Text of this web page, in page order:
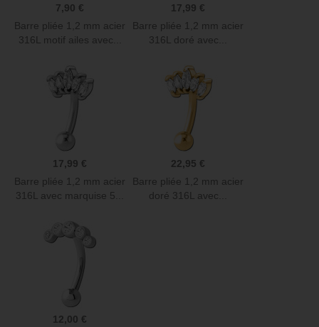
7,90 €
Barre pliée 1,2 mm acier
316L motif ailes avec...
17,99 €
Barre pliée 1,2 mm acier
316L doré avec...
17,99 €
Barre pliée 1,2 mm acier
316L avec marquise 5...
22,95 €
Barre pliée 1,2 mm acier
doré 316L avec...
12,00 €